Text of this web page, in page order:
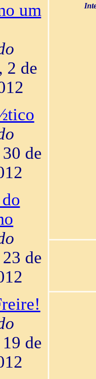
um
, 2 de
30 de
23 de
19 de